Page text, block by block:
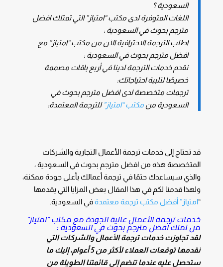
السعودية ؟
اللغات المتوفرة لدى مكتب “امتياز” التي تمتلك افضل
مترجم بحوث في السعودية :
اطلب الترجمة الاحترافية الآن من مكتب “امتياز” مع
افضل مترجم بحوث في السعودية :
نقدم خدمات الترجمة لدينا في أربع باقات مصممة
خصيصًا لتلبية احتياجاتك:
ترجمات متخصصة لدى افضل مترجم بحوث في
السعودية من مكتب “امتياز” للترجمة المعتمدة:
قد تحتاج إلى خدمات ترجمة الأعمال التجارية والشركات
المتخصصة هذه من افضل مترجم بحوث في السعودية ،
والذي سيساعدك حتمًا في ترجمة أعمالك بأعلى جودة ممكنة،
ولهذا قدمنا لكم في هذا المقال بعض المزايا التي يقدمها
“امتياز” أفضل مكتب ترجمة معتمدةفي السعودية.
خدمات ترجمة الأعمال عالية الجودة مع مكتب “امتياز”
من تملك افضل مترجم بحوث في السعودية :
لقد تجاوزت خدمات ترجمة الأعمال والشركات التي
نقدمها توقعات العملاء لأكثر من 5 أعوام، إليك ما
ستحصل عليه عندما تنضم إلى قائمتنا الطويلة من